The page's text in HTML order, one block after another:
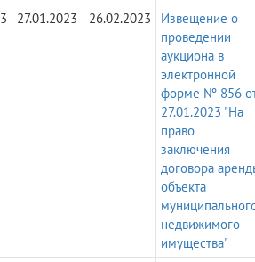
27.01.2023 26.02.2023
Извещение о
проведении
аукциона в
электронной
форме № 856
27.01.2023 "На
право
заключения
договора
объекта
недвижимого
имущества"